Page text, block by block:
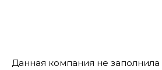
Данная компания не